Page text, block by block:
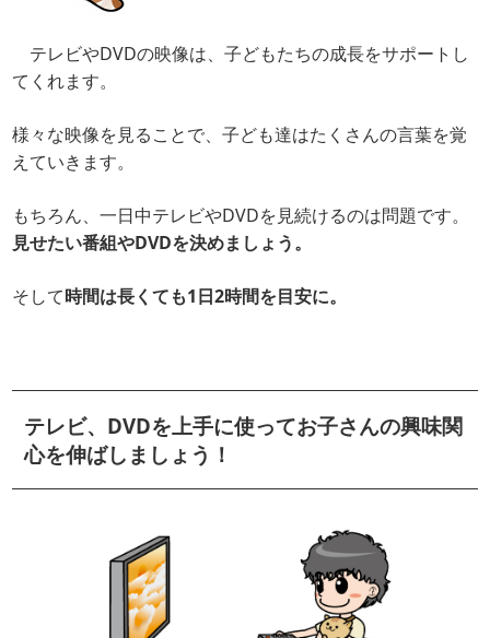
テレビやDVDの映像は、子どもたちの成長をサポートし
てくれます。
様々な映像を見ることで、子ども達はたくさんの言葉を覚
えていきます。
もちろん、一日中テレビやDVDを見続けるのは問題です。
見せたい番組やDVDを決めましょう。
そして時間は長くても1日2時間を目安に。
テレビ、DVDを上手に使ってお子さんの興味関
心を伸ばしましょう！